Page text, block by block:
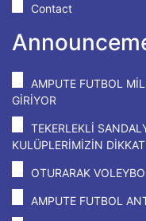
Contact
AMPUTE FUTBOL
GİRİYOR
TEKERLEKLİ
KULÜPLERİMİZİN
OTURARAK
AMPUTE FUTBOL